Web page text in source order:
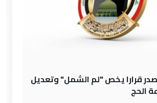
قرارا يخص "لم الشمل" وتعديل
الحج